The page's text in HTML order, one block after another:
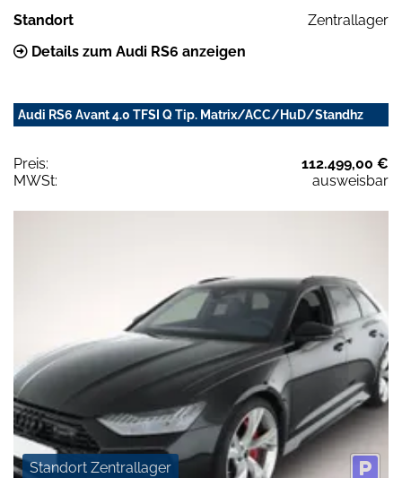
Standort
Zentrallager
Details zum Audi RS6 anzeigen
Audi RS6 Avant 4.0 TFSI Q Tip. Matrix/ACC/HuD/Standhz
Preis:
112.499,00 €
MWSt:
ausweisbar
Standort Zentrallager